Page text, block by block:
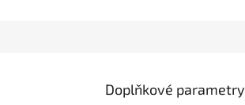
Doplňkové parametry